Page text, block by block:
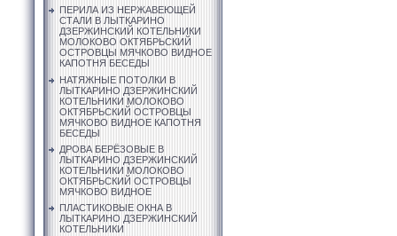
ПЕРИЛА ИЗ НЕРЖАВЕЮЩЕЙ
СТАЛИ В ЛЫТКАРИНО
ДЗЕРЖИНСКИЙ КОТЕЛЬНИКИ
МОЛОКОВО ОКТЯБРЬСКИЙ
ОСТРОВЦЫ МЯЧКОВО ВИДНОЕ
КАПОТНЯ БЕСЕДЫ
НАТЯЖНЫЕ ПОТОЛКИ В
ЛЫТКАРИНО ДЗЕРЖИНСКИЙ
КОТЕЛЬНИКИ МОЛОКОВО
ОКТЯБРЬСКИЙ ОСТРОВЦЫ
МЯЧКОВО ВИДНОЕ КАПОТНЯ
БЕСЕДЫ
ДРОВА БЕРЁЗОВЫЕ В
ЛЫТКАРИНО ДЗЕРЖИНСКИЙ
КОТЕЛЬНИКИ МОЛОКОВО
ОКТЯБРЬСКИЙ ОСТРОВЦЫ
МЯЧКОВО ВИДНОЕ
ПЛАСТИКОВЫЕ ОКНА В
ЛЫТКАРИНО ДЗЕРЖИНСКИЙ
КОТЕЛЬНИКИ